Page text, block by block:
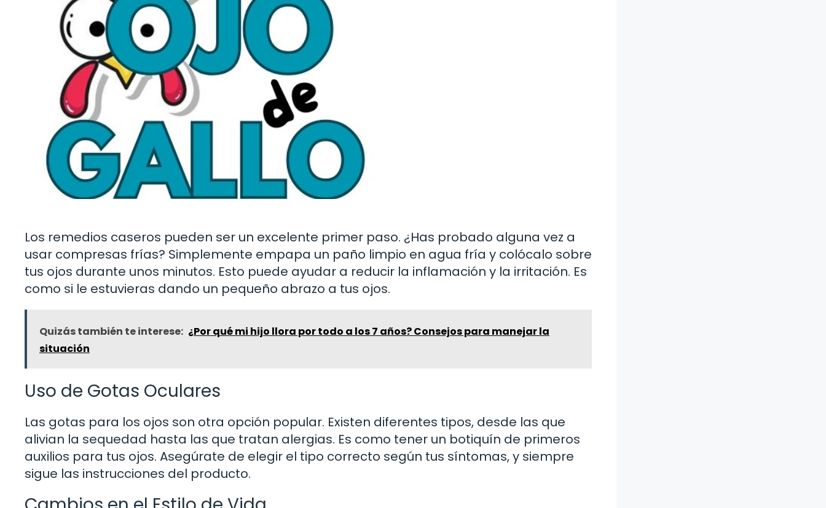
Los remedios caseros pueden ser un excelente primer paso. ¿Has probado alguna vez a
usar compresas frías? Simplemente empapa un paño limpio en agua fría y colócalo sobre
tus ojos durante unos minutos. Esto puede ayudar a reducir la inflamación y la irritación. Es
como si le estuvieras dando un pequeño abrazo a tus ojos.
Quizás también te interese: ¿Por qué mi hijo llora por todo a los 7 años? Consejos para manejar la
situación
Uso de Gotas Oculares
Las gotas para los ojos son otra opción popular. Existen diferentes tipos, desde las que
alivian la sequedad hasta las que tratan alergias. Es como tener un botiquín de primeros
auxilios para tus ojos. Asegúrate de elegir el tipo correcto según tus síntomas, y siempre
sigue las instrucciones del producto.